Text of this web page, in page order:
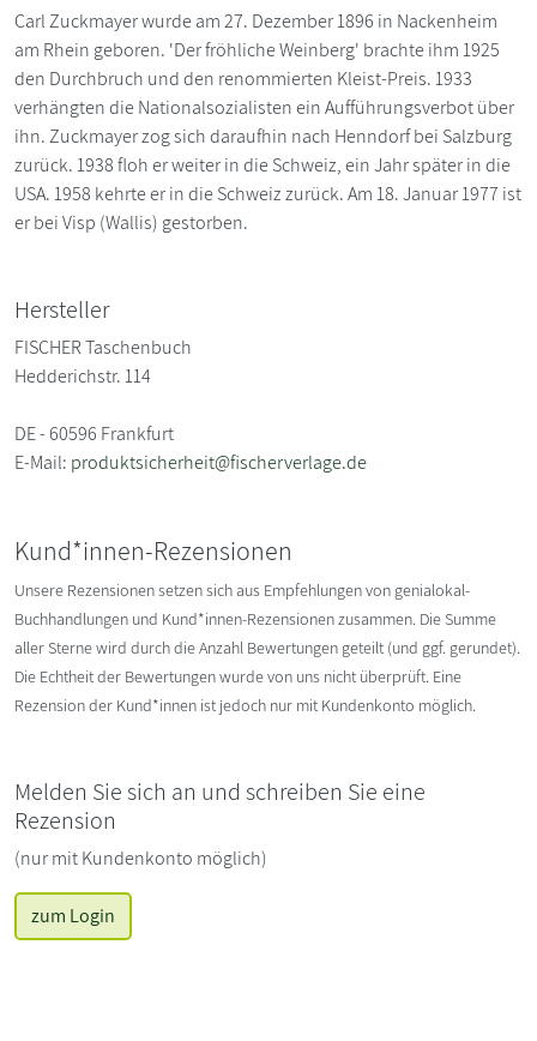
Carl Zuckmayer wurde am 27. Dezember 1896 in Nackenheim
am Rhein geboren. 'Der fröhliche Weinberg' brachte ihm 1925
den Durchbruch und den renommierten Kleist-Preis. 1933
verhängten die Nationalsozialisten ein Aufführungsverbot über
ihn. Zuckmayer zog sich daraufhin nach Henndorf bei Salzburg
zurück. 1938 floh er weiter in die Schweiz, ein Jahr später in die
USA. 1958 kehrte er in die Schweiz zurück. Am 18. Januar 1977 ist
er bei Visp (Wallis) gestorben.
Hersteller
FISCHER Taschenbuch
Hedderichstr. 114
DE - 60596 Frankfurt
E-Mail: produktsicherheit@fischerverlage.de
Kund*innen-Rezensionen
Unsere Rezensionen setzen sich aus Empfehlungen von genialokal-
Buchhandlungen und Kund*innen-Rezensionen zusammen. Die Summe
aller Sterne wird durch die Anzahl Bewertungen geteilt (und ggf. gerundet).
Die Echtheit der Bewertungen wurde von uns nicht überprüft. Eine
Rezension der Kund*innen ist jedoch nur mit Kundenkonto möglich.
Melden Sie sich an und schreiben Sie eine
Rezension
(nur mit Kundenkonto möglich)
zum Login